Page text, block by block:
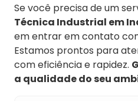
Se você precisa de um
Técnica Industrial em
em entrar em contato
Estamos prontos para
com eficiência e rapidez.
a qualidade do seu